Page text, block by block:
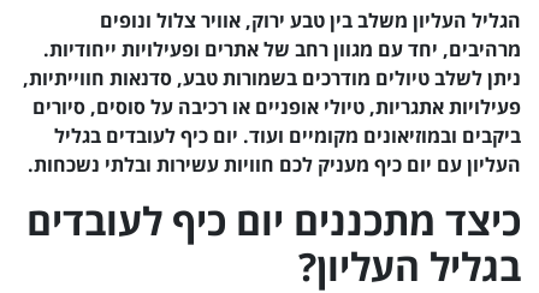
הגליל העליון משלב בין טבע ירוק, אוויר צלול ונופים
מרהיבים, יחד עם מגוון רחב של אתרים ופעילויות ייחודיות.
ניתן לשלב טיולים מודרכים בשמורות טבע, סדנאות חווייתיות,
פעילויות אתגריות, טיולי אופניים או רכיבה על סוסים, סיורים
ביקבים ובמוזיאונים מקומיים ועוד. יום כיף לעובדים בגליל
העליון עם יום כיף מעניק לכם חוויות עשירות ובלתי נשכחות.
כיצד מתכננים יום כיף לעובדים
בגליל העליון?